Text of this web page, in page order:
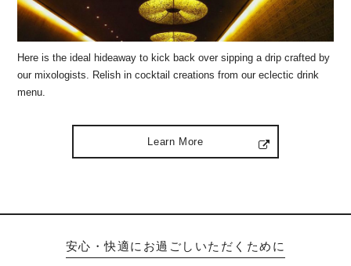
Here is the ideal hideaway to kick back over sipping a drip crafted by
our mixologists. Relish in cocktail creations from our eclectic drink
menu.
Learn More
安心・快適にお過ごしいただくために